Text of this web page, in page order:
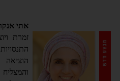
גולשות ומתרגשות, רוצות
כבר הלאה לעבור
גם אלוהים, כבר מתחשק לו
אתי